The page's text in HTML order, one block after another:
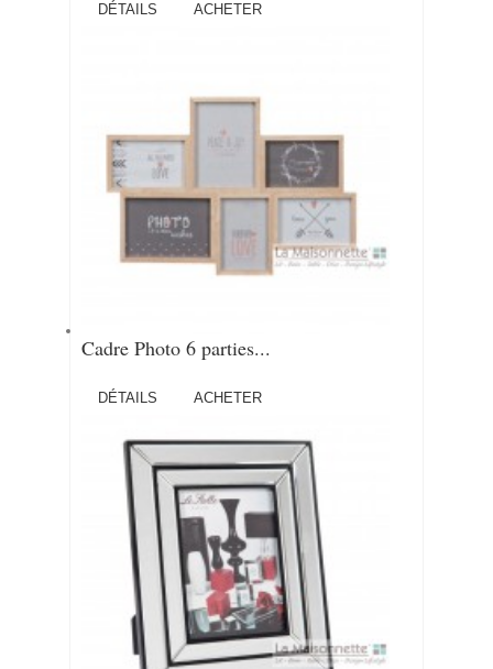
DÉTAILS ACHETER
Cadre Photo 6 parties...
DÉTAILS ACHETER